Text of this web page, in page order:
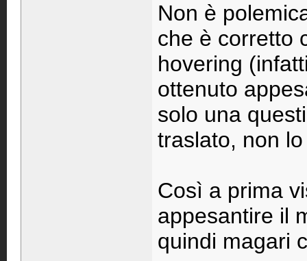
Non è
che è corretto
hovering
ottenuto
solo una
traslato, non
Così a prima
appesantire il
quindi magari